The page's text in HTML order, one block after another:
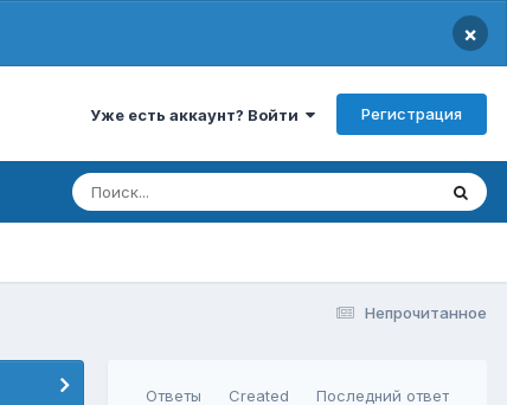
×
Уже есть аккаунт? Войти Регистрация
Непрочитанное
Ответы Created Последний ответ